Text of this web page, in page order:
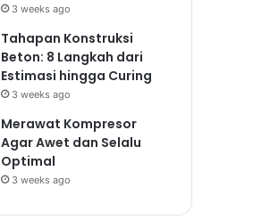
3 weeks ago
Tahapan Konstruksi
Beton: 8 Langkah dari
Estimasi hingga Curing
3 weeks ago
Merawat Kompresor
Agar Awet dan Selalu
Optimal
3 weeks ago